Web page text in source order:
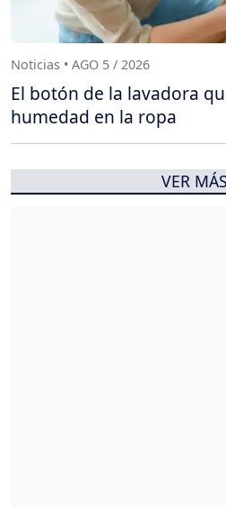
Noticias • AGO 5 / 2026
El botón de la lavadora
humedad en la ropa
VER